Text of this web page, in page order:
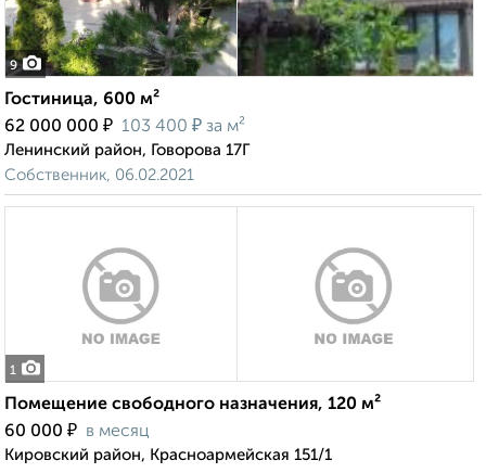
9
Гостиница, 600 м²
62 000 000 ₽ 103 400 ₽ за м²
Ленинский район, Говорова 17Г
Собственник, 06.02.2021
1
Помещение свободного назначения, 120 м²
60 000 ₽ в месяц
Кировский район, Красноармейская 151/1